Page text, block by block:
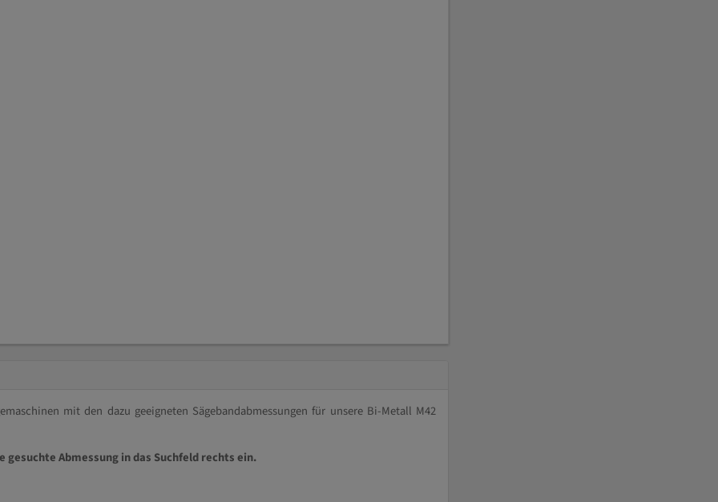
mit den dazu geeigneten Sägebandabmessungen für unsere Bi-Metall M42
Abmessung in das Suchfeld rechts ein.